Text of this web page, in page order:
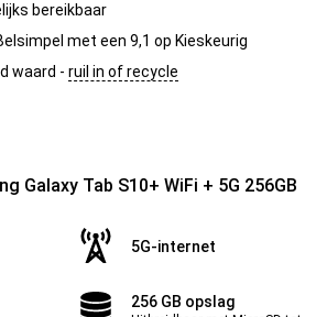
bereikbaar
met een 9,1 op Kieskeurig
waard - ruil in of recycle
Galaxy Tab S10+ WiFi + 5G 256GB
5G-internet
256 GB opslag